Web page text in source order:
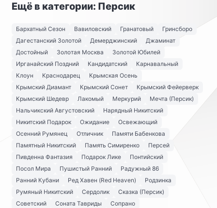
Ещё в категории: Персик
Бархатный Сезон Вавиловский Гранатовый
Гринсборо
Дагестанский Золотой
Демерджинский
Джаминат
Достойный
Золотая Москва
Золотой Юбилей
Ирганайский Поздний
Кандидатский
Карнавальный
Клоун
Краснодарец
Крымская Осень
Крымский Диамант
Крымский Сонет
Крымский Фейерверк
Крымский Шедевр
Лакомый Меркурий
Мечта (Персик)
Нальчикский Августовский
Нарядный Никитский
Никитский Подарок
Ожидание
Освежающий
Осенний Румянец
Отличник
Памяти Бабенкова
Памятный Никитский
Память Симиренко
Персей
Пивденна Фантазия
Подарок Лике
Понтийский
Посол Мира
Пушистый Ранний
Радужный 86
Ранний Кубани
Ред Хавен (Red Heaven)
Родзинка
Румяный Никитский
Сердолик
Сказка (Персик)
Советский
Соната Тавриды
Сопрано